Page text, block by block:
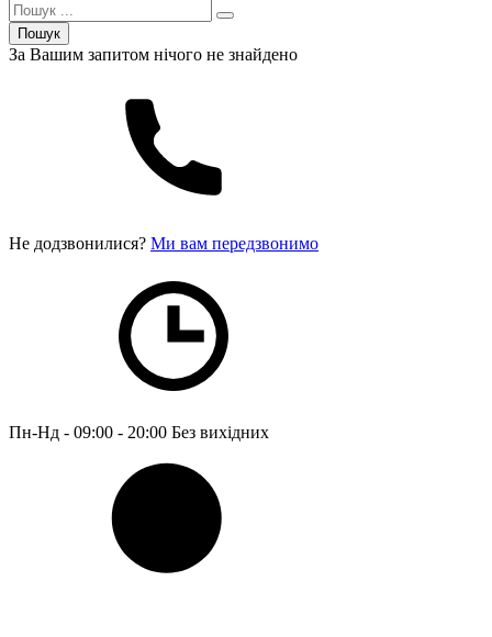
Пошук
За Вашим запитом нічого не знайдено
Не додзвонилися? Ми вам передзвонимо
Пн-Нд - 09:00 - 20:00 Без вихідних